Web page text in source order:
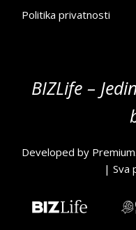
Politika privatnosti
BIZLife –
Developed by
| Sva